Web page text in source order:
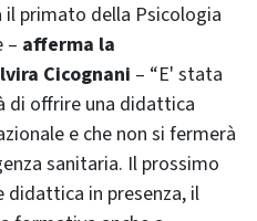
primato della Psicologia
– afferma la
Cicognani – “E' stata
di offrire una didattica
e che non si fermerà
sanitaria. Il prossimo
in presenza, il